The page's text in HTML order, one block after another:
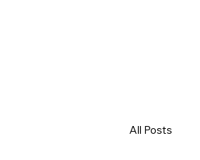
All Posts